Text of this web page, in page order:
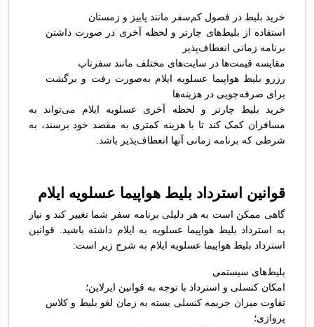
خرید بلیط در فصول کم‌سفر مانند پاییز و زمستان
استفاده از بلیط‌های چارتر و لحظه آخری در صورت داشتن
برنامه زمانی انعطاف‌پذیر
مقایسه قیمت‌ها در سایت‌های مختلف مانند سفرتاپ
رزرو بلیط هواپیما عسلویه ایلام به‌صورت رفت و برگشت
برای صرفه‌جویی در هزینه‌ها
خرید بلیط چارتر و لحظه آخری عسلویه ایلام می‌تواند به
مسافران کمک کند تا با هزینه کمتری به مقصد خود برسند، به
شرطی که برنامه زمانی آنها انعطاف‌پذیر باشد.
قوانین استرداد بلیط هواپیما عسلویه ایلام
گاهی ممکن است به هر دلیلی برنامه سفر شما تغییر کند و نیاز
به استرداد بلیط هواپیما عسلویه به ایلام داشته باشید. قوانین
استرداد بلیط هواپیما عسلویه ایلام به شرح زیر است:
بلیط‌های سیستمی
امکان کنسلی و استرداد با توجه به قوانین ایرلاین؛
تفاوت میزان جریمه کنسلی بسته به زمان لغو بلیط و کلاس
پروازی؛